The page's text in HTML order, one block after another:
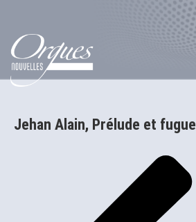
Jehan Alain, Prélude et fugue